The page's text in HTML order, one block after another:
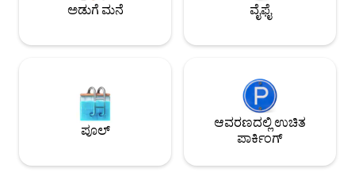
ಅಡುಗೆ ಮನೆ ವೈಫೈ
ಪೂಲ್
ಆವರಣದಲ್ಲಿ ಉಚಿತ
ಪಾರ್ಕಿಂಗ್